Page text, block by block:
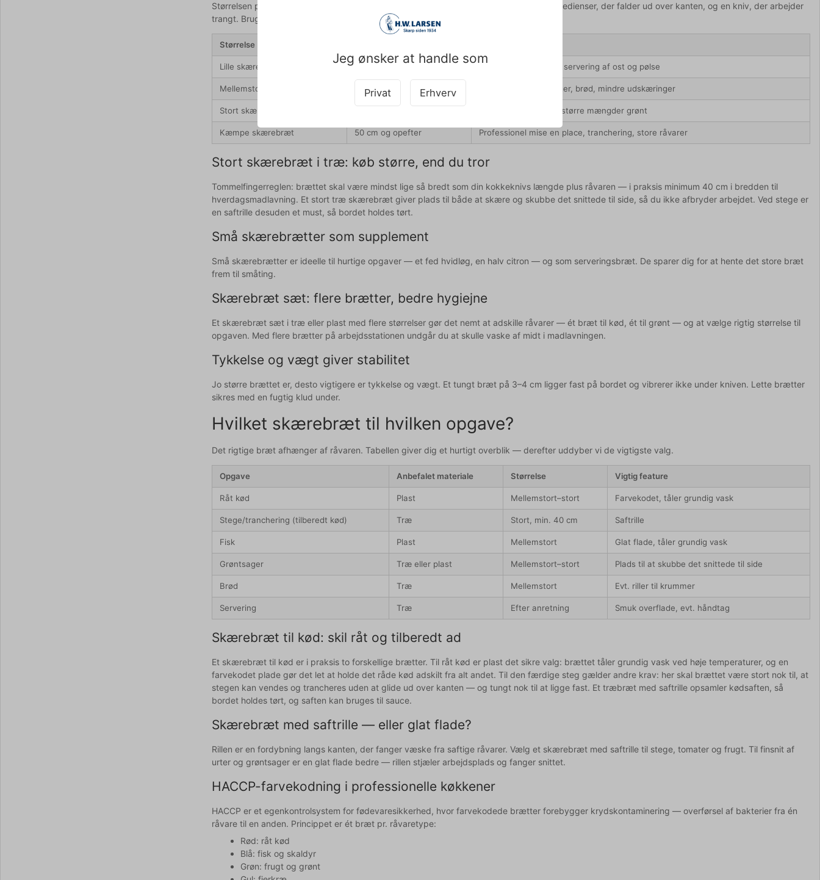
Jeg ønsker at handle som
Privat Erhverv
Størrelsen på dit skærebræt afgør, hvor effektivt du arbejder. For lidt plads betyder ingredienser, der falder ud over kanten, og en kniv, der arbejder
trangt. Brug tabellen som udgangspunkt.
Størrelse
Lille skærebræt Op til ca. 25 cm Frugt, hvidløg, citron, servering af ost og pølse
Mellemstort Ca. 30–40 cm Hverdagens grøntsager, brød, mindre udskæringer
Stort skærebræt Stege, hele kyllinger, større mængder grønt
Kæmpe skærebræt 50 cm og opefter Professionel mise en place, tranchering, store råvarer
Stort skærebræt i træ: køb større, end du tror
Tommelfingerreglen: brættet skal være mindst lige så bredt som din kokkeknivs længde plus råvaren — i praksis minimum 40 cm i bredden til
hverdagsmadlavning. Et stort træ skærebræt giver plads til både at skære og skubbe det snittede til side, så du ikke afbryder arbejdet. Ved stege er
en saftrille desuden et must, så bordet holdes tørt.
Små skærebrætter som supplement
Små skærebrætter er ideelle til hurtige opgaver — et fed hvidløg, en halv citron — og som serveringsbræt. De sparer dig for at hente det store bræt
frem til småting.
Skærebræt sæt: flere brætter, bedre hygiejne
Et skærebræt sæt i træ eller plast med flere størrelser gør det nemt at adskille råvarer — ét bræt til kød, ét til grønt — og at vælge rigtig størrelse til
opgaven. Med flere brætter på arbejdsstationen undgår du at skulle vaske af midt i madlavningen.
Tykkelse og vægt giver stabilitet
Jo større brættet er, desto vigtigere er tykkelse og vægt. Et tungt bræt på 3–4 cm ligger fast på bordet og vibrerer ikke under kniven. Lette brætter
sikres med en fugtig klud under.
Hvilket skærebræt til hvilken opgave?
Det rigtige bræt afhænger af råvaren. Tabellen giver dig et hurtigt overblik — derefter uddyber vi de vigtigste valg.
Opgave Anbefalet materiale Størrelse Vigtig feature
Råt kød Plast Mellemstort–stort Farvekodet, tåler grundig vask
Stege/tranchering (tilberedt kød) Træ Stort, min. 40 cm Saftrille
Fisk Plast Mellemstort Glat flade, tåler grundig vask
Grøntsager Træ eller plast Mellemstort–stort Plads til at skubbe det snittede til side
Brød Træ Mellemstort Evt. riller til krummer
Servering Træ Efter anretning Smuk overflade, evt. håndtag
Skærebræt til kød: skil råt og tilberedt ad
Et skærebræt til kød er i praksis to forskellige brætter. Til råt kød er plast det sikre valg: brættet tåler grundig vask ved høje temperaturer, og en
farvekodet plade gør det let at holde det råde kød adskilt fra alt andet. Til den færdige steg gælder andre krav: her skal brættet være stort nok til, at
stegen kan vendes og trancheres uden at glide ud over kanten — og tungt nok til at ligge fast. Et træbræt med saftrille opsamler kødsaften, så
bordet holdes tørt, og saften kan bruges til sauce.
Skærebræt med saftrille — eller glat flade?
Rillen er en fordybning langs kanten, der fanger væske fra saftige råvarer. Vælg et skærebræt med saftrille til stege, tomater og frugt. Til finsnit af
urter og grøntsager er en glat flade bedre — rillen stjæler arbejdsplads og fanger snittet.
HACCP-farvekodning i professionelle køkkener
HACCP er et egenkontrolsystem for fødevaresikkerhed, hvor farvekodede brætter forebygger krydskontaminering — overførsel af bakterier fra én
råvare til en anden. Princippet er ét bræt pr. råvaretype:
Rød: råt kød
Blå: fisk og skaldyr
Grøn: frugt og grønt